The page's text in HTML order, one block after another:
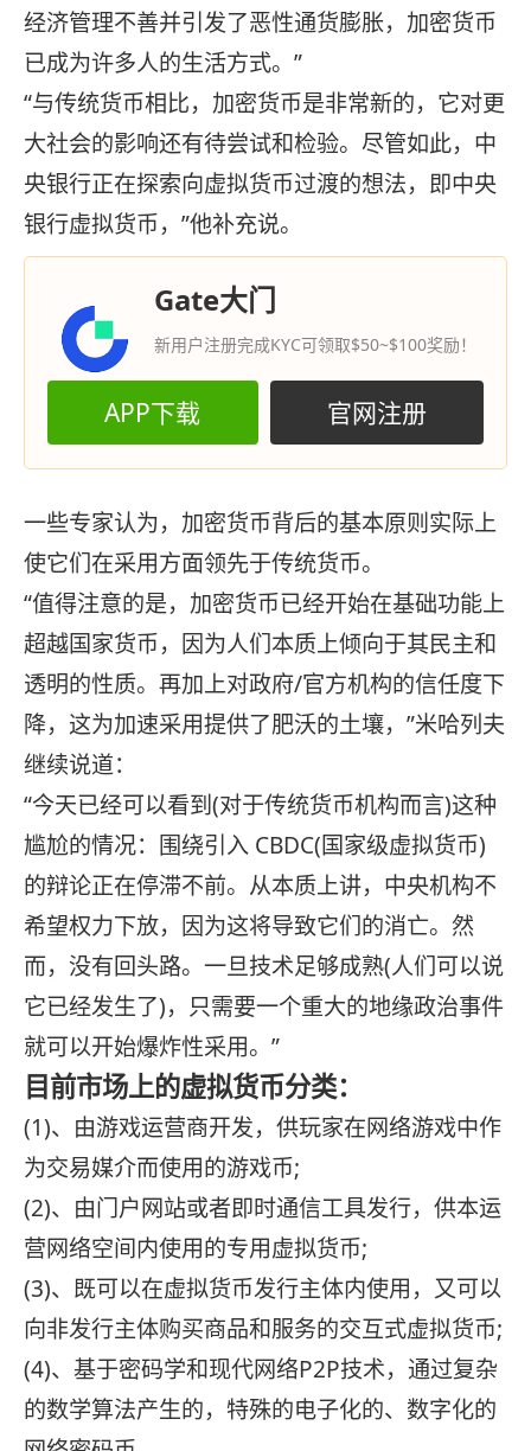
经济管理不善并引发了恶性通货膨胀，加密货币
已成为许多人的生活方式。”
“与传统货币相比，加密货币是非常新的，它对更
大社会的影响还有待尝试和检验。尽管如此，中
央银行正在探索向虚拟货币过渡的想法，即中央
银行虚拟货币，”他补充说。
Gate大门
新用户注册完成KYC可领取$50~$100奖励！
APP下载 官网注册
一些专家认为，加密货币背后的基本原则实际上
使它们在采用方面领先于传统货币。
“值得注意的是，加密货币已经开始在基础功能上
超越国家货币，因为人们本质上倾向于其民主和
透明的性质。再加上对政府/官方机构的信任度下
降，这为加速采用提供了肥沃的土壤，”米哈列夫
继续说道：
“今天已经可以看到(对于传统货币机构而言)这种
尴尬的情况：围绕引入 CBDC(国家级虚拟货币)
的辩论正在停滞不前。从本质上讲，中央机构不
希望权力下放，因为这将导致它们的消亡。然
而，没有回头路。一旦技术足够成熟(人们可以说
它已经发生了)，只需要一个重大的地缘政治事件
就可以开始爆炸性采用。”
目前市场上的虚拟货币分类：
(1)、由游戏运营商开发，供玩家在网络游戏中作
为交易媒介而使用的游戏币;
(2)、由门户网站或者即时通信工具发行，供本运
营网络空间内使用的专用虚拟货币;
(3)、既可以在虚拟货币发行主体内使用，又可以
向非发行主体购买商品和服务的交互式虚拟货币;
(4)、基于密码学和现代网络P2P技术，通过复杂
的数学算法产生的，特殊的电子化的、数字化的